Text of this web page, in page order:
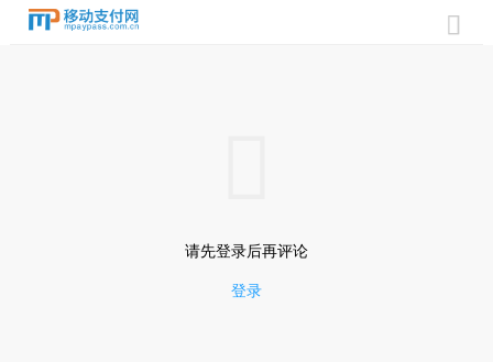

请先登录后再评论
登录